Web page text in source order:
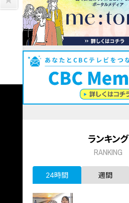
ランキング
RANKING
24時間 週間